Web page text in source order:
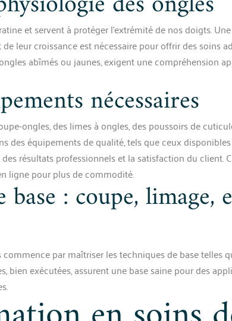
et servent à protéger l’extrémité de nos doigts.
leur croissance est nécessaire pour offrir des soins
abîmés ou jaunes, exigent une compréhension
nécessaires
ongles, des limes à ongles, des poussoirs de
des équipements de qualité, tels que ceux
des résultats professionnels et la satisfaction du client.
ligne pour plus de commodité.
base : coupe, limage,
par maîtriser les techniques de base telles
bien exécutées, assurent une base saine pour des